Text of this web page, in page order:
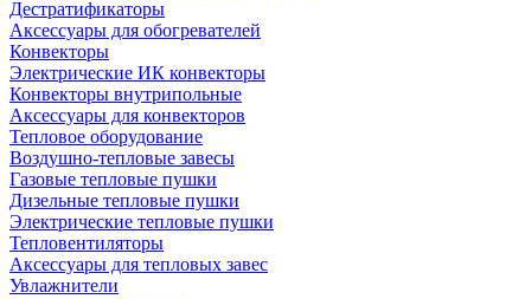
Дестратификаторы
Аксессуары для обогревателей
Конвекторы
Электрические ИК конвекторы
Конвекторы внутрипольные
Аксессуары для конвекторов
Тепловое оборудование
Воздушно-тепловые завесы
Газовые тепловые пушки
Дизельные тепловые пушки
Электрические тепловые пушки
Тепловентиляторы
Аксессуары для тепловых завес
Увлажнители